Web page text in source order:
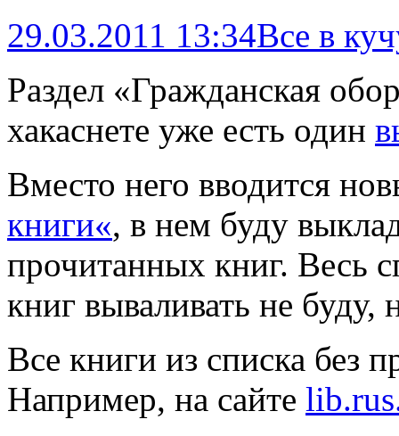
29.03.2011 13:34Все в
Раздел «Гражданская
хакаснете уже есть один
Вместо него вводится
книги«, в нем буду
прочитанных книг. Весь
книг вываливать не буду,
Все книги из списка без
Например, на сайте